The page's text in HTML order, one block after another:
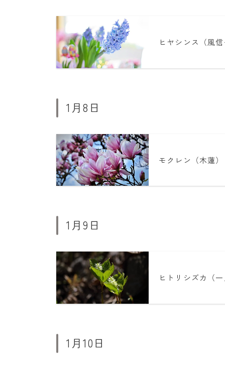
ヒヤシンス（風
1月8日
モクレン（木蓮）
1月9日
ヒトリシズカ（
1月10日